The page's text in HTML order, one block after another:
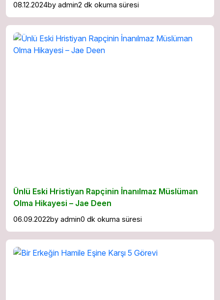
08.12.2024by admin2 dk okuma süresi
Ünlü Eski Hristiyan Rapçinin İnanılmaz Müslüman
Olma Hikayesi – Jae Deen
06.09.2022by admin0 dk okuma süresi